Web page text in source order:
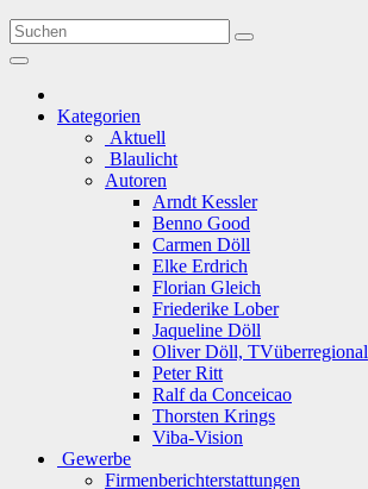
Kategorien
Aktuell
Blaulicht
Autoren
Arndt Kessler
Benno Good
Carmen Döll
Elke Erdrich
Florian Gleich
Friederike Lober
Jaqueline Döll
Oliver Döll, TVüberregional
Peter Ritt
Ralf da Conceicao
Thorsten Krings
Viba-Vision
Gewerbe
Firmenberichterstattungen